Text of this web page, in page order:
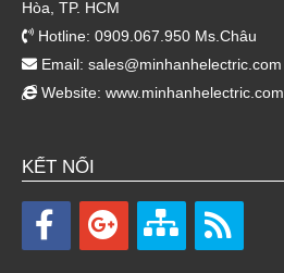
Hòa, TP. HCM
Hotline: 0909.067.950 Ms.Châu
Email: sales@minhanhelectric.com
Website: www.minhanhelectric.com
KẾT NỐI